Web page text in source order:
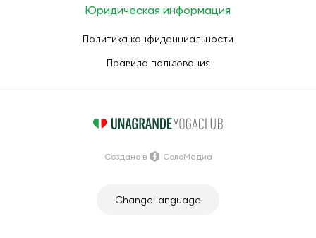
Юридическая информация
Политика конфиденциальности
Правила пользования
Change language
Создано в СолоМедиа